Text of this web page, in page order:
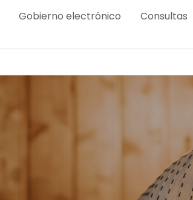
Gobierno electrónico Consultas